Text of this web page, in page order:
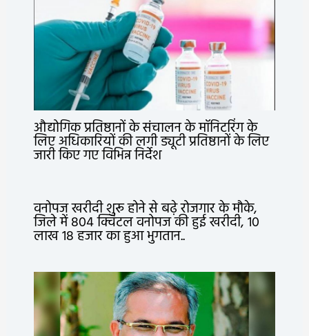
औद्योगिक प्रतिष्ठानों के संचालन के मॉनिटरिंग के
लिए अधिकारियों की लगी ड्यूटी प्रतिष्ठानों के लिए
जारी किए गए विभिन्न निर्देश
वनोपज खरीदी शुरू होने से बढ़े रोजगार के मौके,
जिले में 804 क्विंटल वनोपज की हुई खरीदी, 10
लाख 18 हजार का हुआ भुगतान..